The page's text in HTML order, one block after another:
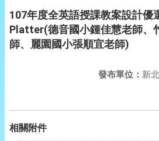
107年度全英語授課教案設計優
Platter(德音國小鍾佳慧老師、
師、麗園國小張順宜老師)
發布單位： 新
相關附件